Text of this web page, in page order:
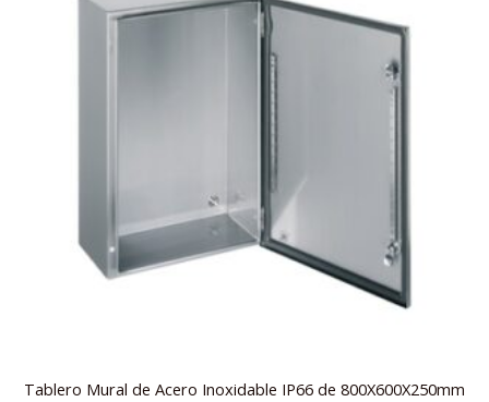
Tablero Mural de Acero Inoxidable IP66 de 800X600X250mm